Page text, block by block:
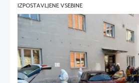
IZPOSTAVLJENE VSEBINE